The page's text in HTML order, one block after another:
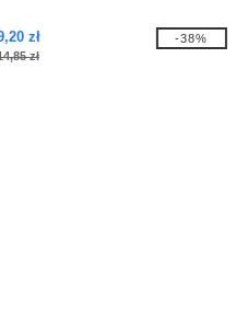
zł
zł
-38%